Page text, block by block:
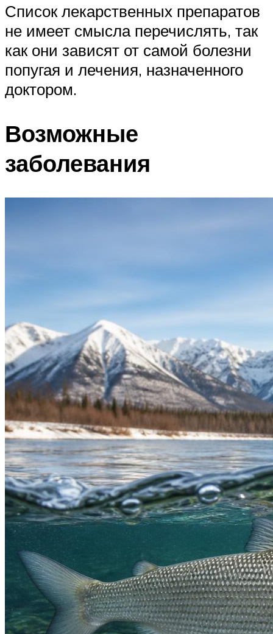
Список лекарственных препаратов
не имеет смысла перечислять, так
как они зависят от самой болезни
попугая и лечения, назначенного
доктором.
Возможные
заболевания